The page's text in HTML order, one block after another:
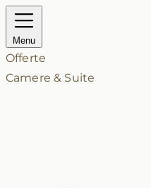
Menu
Offerte
Camere & Suite